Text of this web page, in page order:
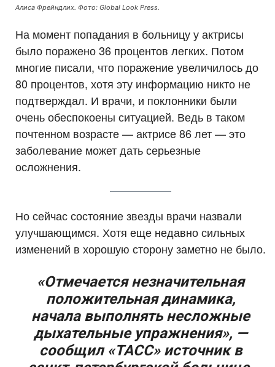
Алиса Фрейндлих. Фото: Global Look Press.
На момент попадания в больницу у актрисы
было поражено 36 процентов легких. Потом
многие писали, что поражение увеличилось до
80 процентов, хотя эту информацию никто не
подтверждал. И врачи, и поклонники были
очень обеспокоены ситуацией. Ведь в таком
почтенном возрасте — актрисе 86 лет — это
заболевание может дать серьезные
осложнения.
Но сейчас состояние звезды врачи назвали
улучшающимся. Хотя еще недавно сильных
изменений в хорошую сторону заметно не было.
«Отмечается незначительная
положительная динамика,
начала выполнять несложные
дыхательные упражнения», —
сообщил «ТАСС» источник в